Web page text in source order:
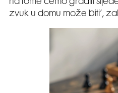
na tome ćemo graditi
zvuk u domu može biti’,